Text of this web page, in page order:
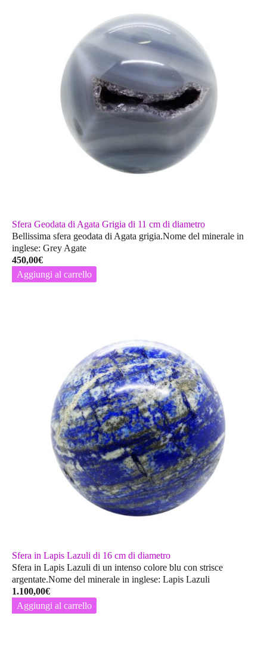
Sfera Geodata di Agata Grigia di 11 cm di diametro
Bellissima sfera geodata di Agata grigia.Nome del minerale in
inglese: Grey Agate
450,00€
Aggiungi al carrello
Sfera in Lapis Lazuli di 16 cm di diametro
Sfera in Lapis Lazuli di un intenso colore blu con strisce
argentate.Nome del minerale in inglese: Lapis Lazuli
1.100,00€
Aggiungi al carrello